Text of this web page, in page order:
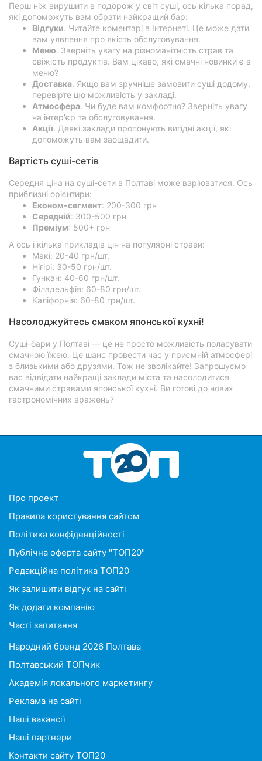
Перш ніж вирушити в подорож у світ суші, ось кілька порад,
які допоможуть вам обрати найкращий бар:
Відгуки. Читайте коментарі в Інтернеті. Це може дати
вам уявлення про якість обслуговування.
Меню. Зверніть увагу на різноманітність страв та
свіжість продуктів. Вам цікаво, які смачні новинки є в
меню?
Доставка. Якщо вам зручніше замовити суші додому,
перевірте цю можливість у закладі.
Атмосфера. Чи буде вам комфортно? Зверніть увагу
на інтер'єр та обслуговування.
Акції. Деякі заклади пропонують вигідні акції, які
допоможуть вам заощадити.
Вартість суші-сетів
Середня ціна на суші-сети в Полтаві може варіюватися. Ось
приблизні орієнтири:
Економ-сегмент: 200-300 грн
Середній: 300-500 грн
Преміум: 500+ грн
А ось і кілька прикладів цін на популярні страви:
Макі: 20-40 грн/шт.
Нігірі: 30-50 грн/шт.
Гункан: 40-60 грн/шт.
Філадельфія: 60-80 грн/шт.
Каліфорнія: 60-80 грн/шт.
Насолоджуйтесь смаком японської кухні!
Суші-бари у Полтаві — це не просто можливість поласувати
смачною їжею. Це шанс провести час у приємній атмосфері
з близькими або друзями. Тож не зволікайте! Запрошуємо
вас відвідати найкращі заклади міста та насолодитися
смачними стравами японської кухні. Ви готові до нових
гастрономічних вражень?
Про проект
Правила користування сайтом
Політика конфіденційності
Публічна оферта сайту "ТОП20"
Редакційна політика ТОП20
Як залишити відгук на сайті
Як додати компанію
Часті запитання
Народний бренд 2026 Полтава
Полтавський ТОПчик
Академія локального маркетингу
Реклама на сайті
Наші вакансії
Наші партнери
Контакти сайту ТОП20